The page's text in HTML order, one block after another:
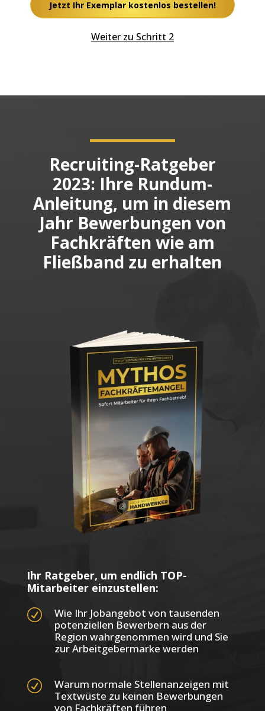
Jetzt Ihr Exemplar kostenlos bestellen!
Weiter zu Schritt 2
Recruiting-Ratgeber
2023: Ihre Rundum-
Anleitung, um in diesem
Jahr Bewerbungen von
Fachkräften wie am
Fließband zu erhalten
Ihr Ratgeber, um endlich TOP-
Mitarbeiter einzustellen:
R
Wie Ihr Jobangebot von tausenden
potenziellen Bewerbern aus der
Region wahrgenommen wird und Sie
zur Arbeitgebermarke werden
R
Warum normale Stellenanzeigen mit
Textwüste zu keinen Bewerbungen
von Fachkräften führen